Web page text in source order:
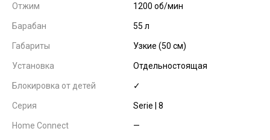
Отжим 1200 об/мин
Барабан 55 л
Габариты Узкие (50 см)
Установка Отдельностоящая
Блокировка от детей ✓
Серия Serie | 8
Home Connect —